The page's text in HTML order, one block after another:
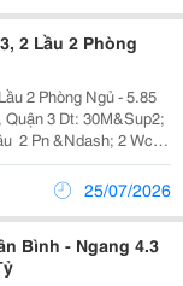
2 Lầu 2 Phòng
2 Phòng Ngủ - 5.85
Khu Vực Giao Nam Kỳ
Vị...
25/07/2026
Bình - Ngang 4.3